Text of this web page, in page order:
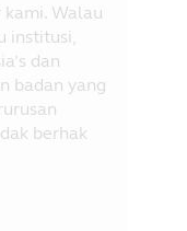
Walau
institusi,
dan
badan yang
berhak